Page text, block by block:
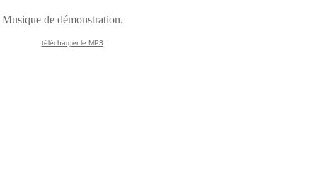
Musique de démonstration.
télécharger le MP3